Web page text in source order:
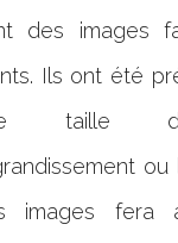
des images
Ils ont été
taille
images fera